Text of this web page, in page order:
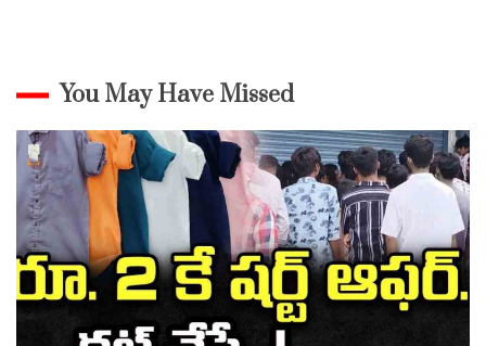
You May Have Missed